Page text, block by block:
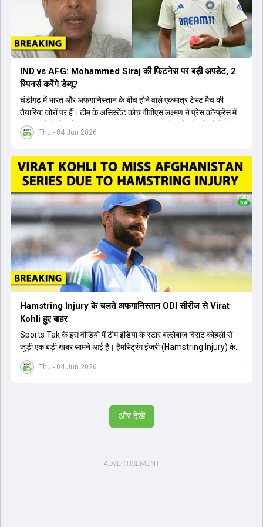
Thu - 04 Jun 2026
IND vs AFG: Mohammed Siraj की फिटनेस पर बड़ी अपडेट, 2
स्पिनर्स करेंगे डेब्यू?
चंडीगढ़ में भारत और अफगानिस्तान के बीच होने वाले एकमात्र टेस्ट मैच की
तैयारियां जोरों पर हैं। टीम के असिस्टेंट कोच वीवीएस लक्ष्मण ने प्रेस कॉन्फ्रेंस में
पुष्टि की है कि तेज गेंदबाज मोहम्मद सिराज पूरी तरह से फिट हैं और खेलने के लिए
उपलब्ध हैं। आईपीएल के दौरान लगी चोट के कारण उनके खेलने पर संदेह था,
सुथार और हर्ष दुबे को कुलदीप यादव और वाशिंगटन सुंदर के साथ प्लेइंग 11 में मौका
मिलने की प्रबल संभावना है। कप्तान शुभमन गिल विकेट की स्थिति को ध्यान में
रखते हुए अंतिम 11 का फैसला करेंगे। टीम में यशस्वी जायसवाल, केएल राहुल,
ऋषभ पंत और ध्रुव जुरेल जैसे खिलाड़ी भी शामिल हैं। यह टेस्ट मैच विश्व टेस्ट
चैंपियनशिप चक्र का हिस्सा नहीं है, लेकिन भारतीय टीम के लिए काफी महत्वपूर्ण
है। अंत में फैंस के सवालों का जवाब देते हुए टी20 कप्तानी और हेड कोच गौतम
गंभीर से जुड़ी जानकारी भी साझा की गई।
Thu - 04 Jun 2026
Hamstring Injury के चलते अफगानिस्तान ODI सीरीज से Virat
Kohli हुए बाहर
Sports Tak के इस वीडियो में टीम इंडिया के स्टार बल्लेबाज विराट कोहली से
जुड़ी एक बड़ी खबर सामने आई है। हैमस्ट्रिंग इंजरी (Hamstring Injury) के
कारण विराट कोहली अफगानिस्तान के खिलाफ होने वाली आगामी तीन मैचों की
वनडे सीरीज से बाहर हो गए हैं। भारत और अफगानिस्तान के बीच इस वनडे सीरीज
खत्म हुए आईपीएल में शानदार प्रदर्शन करने वाले विराट कोहली का इस सीरीज से
बाहर होना भारतीय फैंस के लिए एक बहुत बड़ा झटका है। यह वनडे सीरीज 2027
और देखें